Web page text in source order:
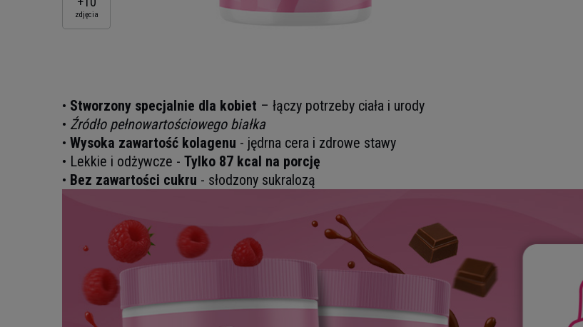
zdjęcia
• Stworzony specjalnie dla kobiet – łączy potrzeby ciała i urody
• Źródło pełnowartościowego białka
• Wysoka zawartość kolagenu - jędrna cera i zdrowe stawy
• Lekkie i odżywcze - Tylko 87 kcal na porcję
• Bez zawartości cukru - słodzony sukralozą